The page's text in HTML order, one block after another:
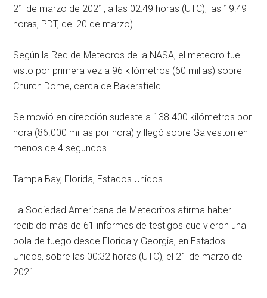
21 de marzo de 2021, a las 02:49 horas (UTC), las 19:49
horas, PDT, del 20 de marzo).
Según la Red de Meteoros de la NASA, el meteoro fue
visto por primera vez a 96 kilómetros (60 millas) sobre
Church Dome, cerca de Bakersfield.
Se movió en dirección sudeste a 138.400 kilómetros por
hora (86.000 millas por hora) y llegó sobre Galveston en
menos de 4 segundos.
Tampa Bay, Florida, Estados Unidos.
La Sociedad Americana de Meteoritos afirma haber
recibido más de 61 informes de testigos que vieron una
bola de fuego desde Florida y Georgia, en Estados
Unidos, sobre las 00:32 horas (UTC), el 21 de marzo de
2021.